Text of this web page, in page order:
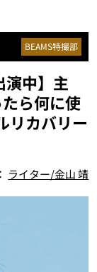
BEAMS特撮部
演中】主
ら何に使
リカバリー
ライター/金山 靖